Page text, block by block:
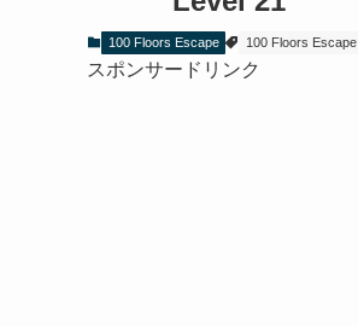
100 Floors Escape 100 Floors Escape
スポンサードリンク